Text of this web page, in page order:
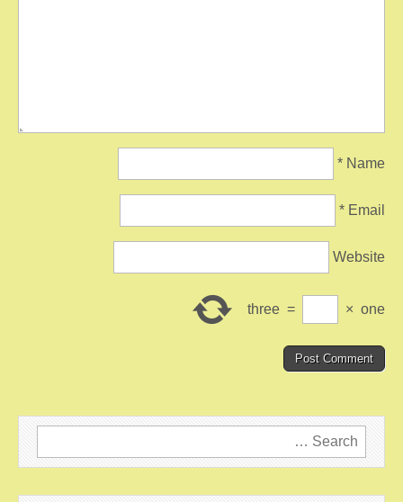
Name
*
Email
*
Website
one
×
=
three
Search
for: